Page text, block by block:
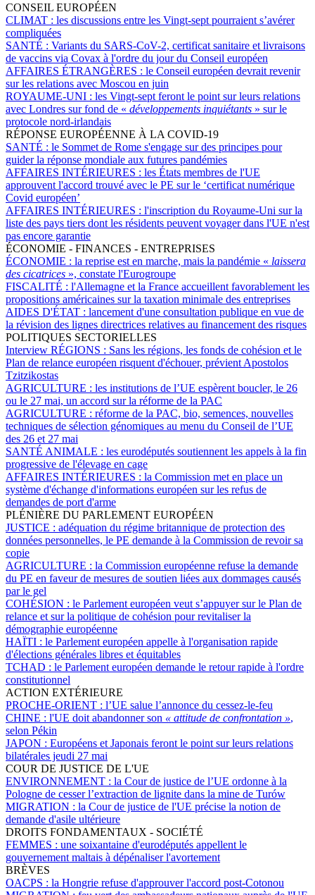
CONSEIL EUROPÉEN
CLIMAT : les discussions entre les Vingt-sept pourraient s’avérer
compliquées
SANTÉ : Variants du SARS-CoV-2, certificat sanitaire et livraisons
de vaccins via Covax à l'ordre du jour du Conseil européen
AFFAIRES ÉTRANGÈRES : le Conseil européen devrait revenir
sur les relations avec Moscou en juin
ROYAUME-UNI : les Vingt-sept feront le point sur leurs relations
avec Londres sur fond de « développements inquiétants » sur le
protocole nord-irlandais
RÉPONSE EUROPÉENNE À LA COVID-19
SANTÉ : le Sommet de Rome s'engage sur des principes pour
guider la réponse mondiale aux futures pandémies
AFFAIRES INTÉRIEURES : les États membres de l'UE
approuvent l'accord trouvé avec le PE sur le ‘certificat numérique
Covid européen’
AFFAIRES INTÉRIEURES : l'inscription du Royaume-Uni sur la
liste des pays tiers dont les résidents peuvent voyager dans l'UE n'est
pas encore garantie
ÉCONOMIE - FINANCES - ENTREPRISES
ÉCONOMIE : la reprise est en marche, mais la pandémie « laissera
des cicatrices », constate l'Eurogroupe
FISCALITÉ : l'Allemagne et la France accueillent favorablement les
propositions américaines sur la taxation minimale des entreprises
AIDES D'ÉTAT : lancement d'une consultation publique en vue de
la révision des lignes directrices relatives au financement des risques
POLITIQUES SECTORIELLES
Interview RÉGIONS : Sans les régions, les fonds de cohésion et le
Plan de relance européen risquent d'échouer, prévient Apostolos
Tzitzikostas
AGRICULTURE : les institutions de l’UE espèrent boucler, le 26
ou le 27 mai, un accord sur la réforme de la PAC
AGRICULTURE : réforme de la PAC, bio, semences, nouvelles
techniques de sélection génomiques au menu du Conseil de l’UE
des 26 et 27 mai
SANTÉ ANIMALE : les eurodéputés soutiennent les appels à la fin
progressive de l'élevage en cage
AFFAIRES INTÉRIEURES : la Commission met en place un
système d'échange d'informations européen sur les refus de
demandes de port d'arme
PLÉNIÈRE DU PARLEMENT EUROPÉEN
JUSTICE : adéquation du régime britannique de protection des
données personnelles, le PE demande à la Commission de revoir sa
copie
AGRICULTURE : la Commission européenne refuse la demande
du PE en faveur de mesures de soutien liées aux dommages causés
par le gel
COHÉSION : le Parlement européen veut s’appuyer sur le Plan de
relance et sur la politique de cohésion pour revitaliser la
démographie européenne
HAÏTI : le Parlement européen appelle à l'organisation rapide
d'élections générales libres et équitables
TCHAD : le Parlement européen demande le retour rapide à l'ordre
constitutionnel
ACTION EXTÉRIEURE
PROCHE-ORIENT : l’UE salue l’annonce du cessez-le-feu
CHINE : l'UE doit abandonner son « attitude de confrontation »,
selon Pékin
JAPON : Européens et Japonais feront le point sur leurs relations
bilatérales jeudi 27 mai
COUR DE JUSTICE DE L'UE
ENVIRONNEMENT : la Cour de justice de l’UE ordonne à la
Pologne de cesser l’extraction de lignite dans la mine de Turów
MIGRATION : la Cour de justice de l'UE précise la notion de
demande d'asile ultérieure
DROITS FONDAMENTAUX - SOCIÉTÉ
FEMMES : une soixantaine d'eurodéputés appellent le
gouvernement maltais à dépénaliser l'avortement
BRÈVES
OACPS : la Hongrie refuse d'approuver l'accord post-Cotonou